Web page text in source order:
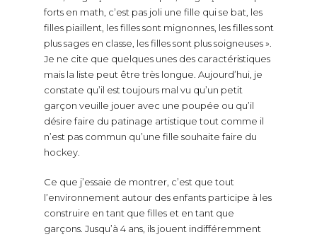
forts en math, c’est pas joli une fille qui se bat, les
filles piaillent, les filles sont mignonnes, les filles sont
plus sages en classe, les filles sont plus soigneuses ».
Je ne cite que quelques unes des caractéristiques
mais la liste peut être très longue. Aujourd’hui, je
constate qu’il est toujours mal vu qu’un petit
garçon veuille jouer avec une poupée ou qu’il
désire faire du patinage artistique tout comme il
n’est pas commun qu’une fille souhaite faire du
hockey.
Ce que j’essaie de montrer, c’est que tout
l’environnement autour des enfants participe à les
construire en tant que filles et en tant que
garçons. Jusqu’à 4 ans, ils jouent indifféremment